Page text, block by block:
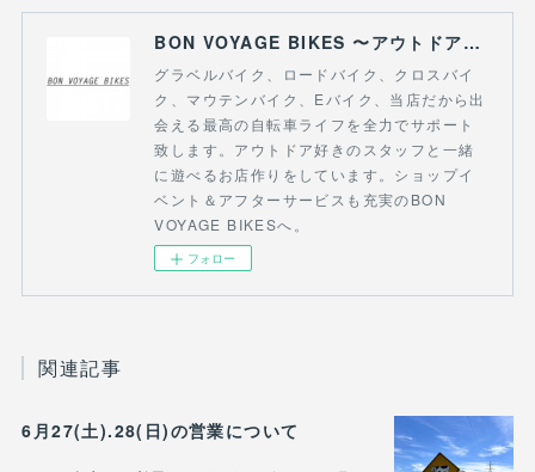
BON VOYAGE BIKES 〜アウトドアライフにつながる自転車専門店〜
グラベルバイク、ロードバイク、クロスバイ
ク、マウテンバイク、Eバイク、当店だから出
会える最高の自転車ライフを全力でサポート
致します。アウトドア好きのスタッフと一緒
に遊べるお店作りをしています。ショップイ
ベント＆アフターサービスも充実のBON
VOYAGE BIKESへ。
フォロー
関連記事
6月27(土).28(日)の営業について